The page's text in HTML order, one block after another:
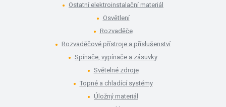
Ostatní elektroinstalační materiál
Osvětlení
Rozvaděče
Rozvaděčové přístroje a příslušenství
Spínače, vypínače a zásuvky
Světelné zdroje
Topné a chladící systémy
Úložný materiál